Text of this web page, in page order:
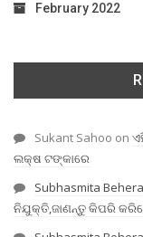
February 2022
Sukant Sahoo on
ଲକ୍ଷ ଟଙ୍କାରେ
Subhasmita Behera
ନିଯୁକ୍ତି,ଜାଣନ୍ତୁ କିପରି